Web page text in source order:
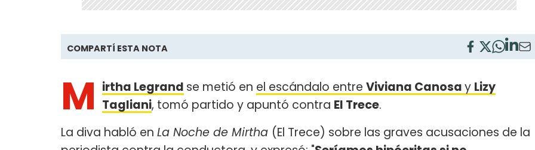
COMPARTÍ ESTA NOTA
M irtha Legrand se metió en el escándalo entre Viviana Canosay Lizy
Tagliani, tomó partido y apuntó contra El Trece.
La diva habló en La Noche de Mirtha (El Trece) sobre las graves acusaciones de la